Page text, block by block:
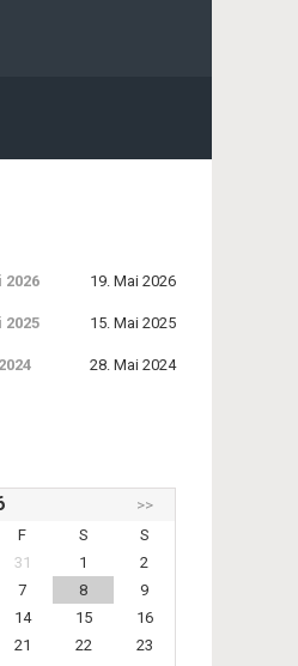
19. Mai 2026
15. Mai 2025
28. Mai 2024
>>
F S
S
31 1
2
7 8
9
14 15
16
21 22
23